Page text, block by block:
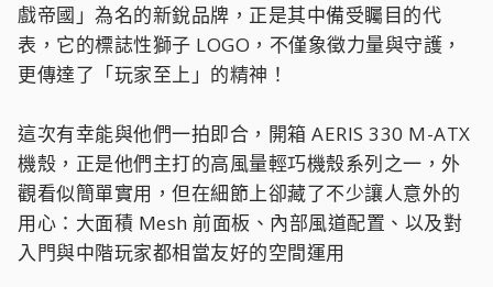
戲帝國」為名的新銳品牌，正是其中備受矚目的代
表，它的標誌性獅子 LOGO，不僅象徵力量與守護，
更傳達了「玩家至上」的精神！
這次有幸能與他們一拍即合，開箱 AERIS 330 M-ATX
機殼，正是他們主打的高風量輕巧機殼系列之一，外
觀看似簡單實用，但在細節上卻藏了不少讓人意外的
用心：大面積 Mesh 前面板、內部風道配置、以及對
入門與中階玩家都相當友好的空間運用